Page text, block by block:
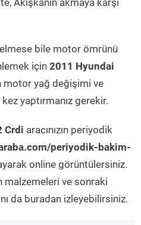
Akışkanın akmaya karşı
bile motor ömrünü
için 2011 Hyundai
motor yağ değişimi ve
yaptırmanız gerekir.
Crdi aracınızın periyodik
periyodik-bakim-
online görüntülersiniz.
malzemeleri ve sonraki
da buradan izleyebilirsiniz.